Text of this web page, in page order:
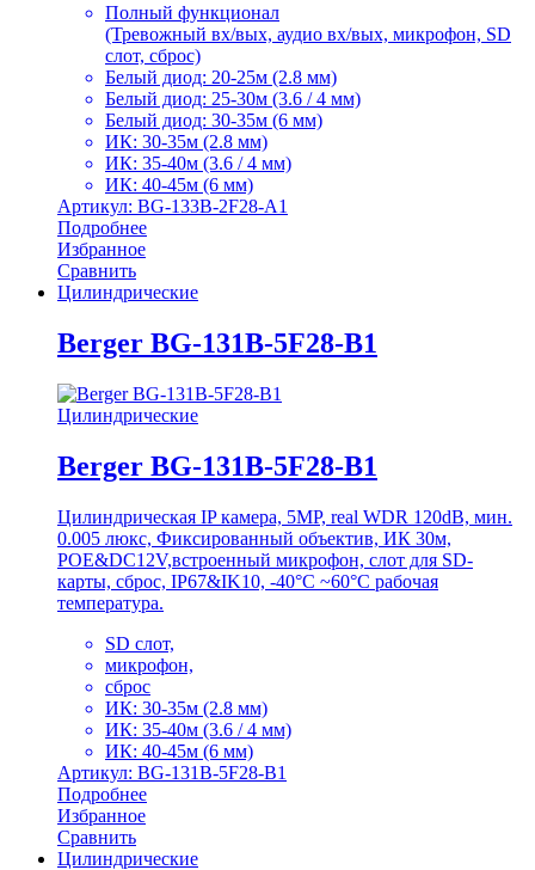
Полный функционал
(Тревожный вх/вых, аудио вх/вых, микрофон, SD
слот, сброс)
Белый диод: 20-25м (2.8 мм)
Белый диод: 25-30м (3.6 / 4 мм)
Белый диод: 30-35м (6 мм)
ИК: 30-35м (2.8 мм)
ИК: 35-40м (3.6 / 4 мм)
ИК: 40-45м (6 мм)
Артикул: BG-133B-2F28-A1
Подробнее
Избранное
Сравнить
Цилиндрические
Berger BG-131B-5F28-B1
Цилиндрические
Berger BG-131B-5F28-B1
Цилиндрическая IP камера, 5MP, real WDR 120dB, мин.
0.005 люкс, Фиксированный объектив, ИК 30м,
POE&DC12V,встроенный микрофон, слот для SD-
карты, сброс, IP67&IK10, -40°C ~60°C рабочая
температура.
SD слот,
микрофон,
сброс
ИК: 30-35м (2.8 мм)
ИК: 35-40м (3.6 / 4 мм)
ИК: 40-45м (6 мм)
Артикул: BG-131B-5F28-B1
Подробнее
Избранное
Сравнить
Цилиндрические